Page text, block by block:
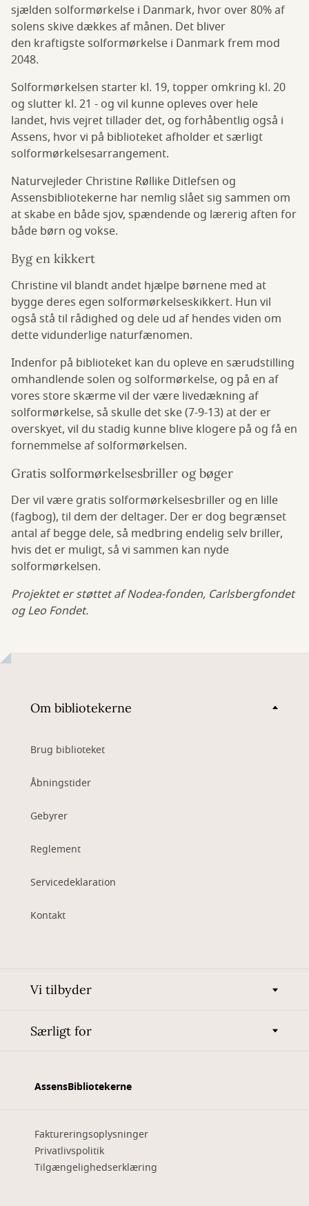
sjælden solformørkelse i Danmark, hvor over 80% af
solens skive dækkes af månen. Det bliver
den kraftigste solformørkelse i Danmark frem mod
2048.
Solformørkelsen starter kl. 19, topper omkring kl. 20
og slutter kl. 21 - og vil kunne opleves over hele
landet, hvis vejret tillader det, og forhåbentlig også i
Assens, hvor vi på biblioteket afholder et særligt
solformørkelsesarrangement.
Naturvejleder Christine Røllike Ditlefsen og
Assensbibliotekerne har nemlig slået sig sammen om
at skabe en både sjov, spændende og lærerig aften for
både børn og vokse.
Byg en kikkert
Christine vil blandt andet hjælpe børnene med at
bygge deres egen solformørkelseskikkert. Hun vil
også stå til rådighed og dele ud af hendes viden om
dette vidunderlige naturfænomen.
Indenfor på biblioteket kan du opleve en særudstilling
omhandlende solen og solformørkelse, og på en af
vores store skærme vil der være livedækning af
solformørkelse, så skulle det ske (7-9-13) at der er
overskyet, vil du stadig kunne blive klogere på og få en
fornemmelse af solformørkelsen.
Gratis solformørkelsesbriller og bøger
Der vil være gratis solformørkelsesbriller og en lille
(fagbog), til dem der deltager. Der er dog begrænset
antal af begge dele, så medbring endelig selv briller,
hvis det er muligt, så vi sammen kan nyde
solformørkelsen.
Projektet er støttet af Nodea-fonden, Carlsbergfondet
og Leo Fondet.
Om bibliotekerne
Brug biblioteket
Åbningstider
Gebyrer
Reglement
Servicedeklaration
Kontakt
Vi tilbyder
Særligt for
AssensBibliotekerne
Faktureringsoplysninger
Privatlivspolitik
Tilgængelighedserklæring